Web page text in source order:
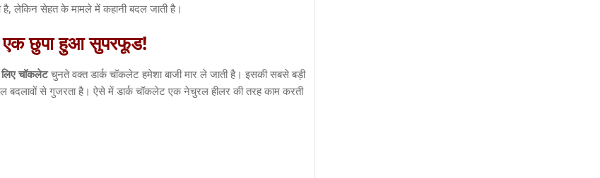
है,लेकिन सेहत के मामले में कहानी बदल जाती है।
एकछुपाहुआसुपरफूड!
लिए चॉकलेटचुनते वक्त डार्क चॉकलेट हमेशा बाजी मार ले जाती है। इसकी सबसे बड़ी
बदलावों से गुजरता है। ऐसे में डार्क चॉकलेट एक नेचुरल हीलर की तरह काम करती